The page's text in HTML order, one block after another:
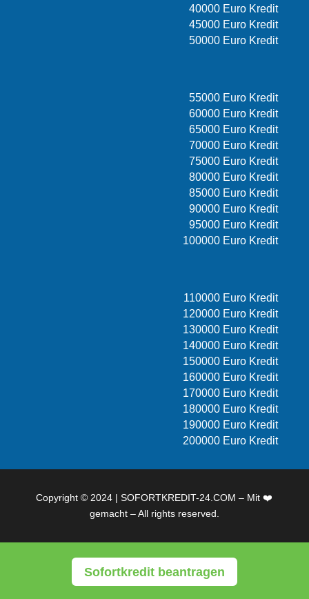
40000 Euro Kredit
45000 Euro Kredit
50000 Euro Kredit
55000 Euro Kredit
60000 Euro Kredit
65000 Euro Kredit
70000 Euro Kredit
75000 Euro Kredit
80000 Euro Kredit
85000 Euro Kredit
90000 Euro Kredit
95000 Euro Kredit
100000 Euro Kredit
110000 Euro Kredit
120000 Euro Kredit
130000 Euro Kredit
140000 Euro Kredit
150000 Euro Kredit
160000 Euro Kredit
170000 Euro Kredit
180000 Euro Kredit
190000 Euro Kredit
200000 Euro Kredit
Copyright © 2024 | SOFORTKREDIT-24.COM – Mit ❤️
gemacht – All rights reserved.
Sofortkredit beantragen